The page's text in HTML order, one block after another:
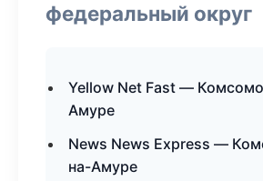
федеральный округ
Yellow Net Fast —
Амуре
News News Express —
на-Амуре